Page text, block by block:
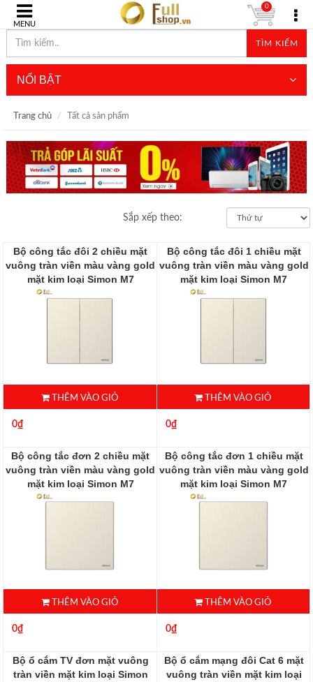
MENU
TÌM KIẾM
0
NỔI BẬT
Trang chủ Tất cả sản phẩm
Sắp xếp theo:
Bộ công tắc đôi 2 chiều mặt
vuông tràn viền màu vàng gold
mặt kim loại Simon M7
661022M-2C
THÊM VÀO GIỎ
0₫
Bộ công tắc đôi 1 chiều mặt
vuông tràn viền màu vàng gold
mặt kim loại Simon M7
661021M-2C
THÊM VÀO GIỎ
0₫
Bộ công tắc đơn 2 chiều mặt
vuông tràn viền màu vàng gold
mặt kim loại Simon M7
661012M-2C
THÊM VÀO GIỎ
0₫
Bộ công tắc đơn 1 chiều mặt
vuông tràn viền màu vàng gold
mặt kim loại Simon M7
661011M-2C
THÊM VÀO GIỎ
0₫
Bộ ổ cắm TV đơn mặt vuông
tràn viền mặt kim loại Simon
Bộ ổ cắm mạng đôi Cat 6 mặt
vuông tràn viền mặt kim loại